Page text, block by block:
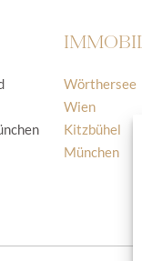
Wörthersee
Wien
Kitzbühel
München